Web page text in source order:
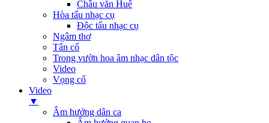
Chầu văn Huế
Hòa tấu nhạc cụ
Độc tấu nhạc cụ
Ngâm thơ
Tân cổ
Trong vườn hoa âm nhạc dân tộc
Video
Vọng cổ
Video
▼
Âm hưởng dân ca